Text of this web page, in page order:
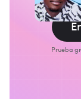
Prueba